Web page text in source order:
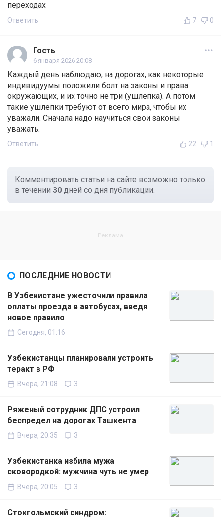
переходах
Ответить 7 0
Гость
6 января 2026 20:08
Каждый день наблюдаю, на дорогах, как некоторые
индивидуумы положили болт на законы и права
окружающих, и их точно не три (ушлепка). А потом
такие ушлепки требуют от всего мира, чтобы их
уважали. Сначала надо научиться свои законы
уважать.
Ответить 22 1
Комментировать статьи на сайте возможно только
в течении 30 дней со дня публикации.
ПОСЛЕДНИЕ НОВОСТИ
В Узбекистане ужесточили правила
оплаты проезда в автобусах, введя
новое правило
Сегодня, 01:16
Узбекистанцы планировали устроить
теракт в РФ
Вчера, 21:08 3
Ряженый сотрудник ДПС устроил
беспредел на дорогах Ташкента
Вчера, 20:35 3
Узбекистанка избила мужа
сковородкой: мужчина чуть не умер
Вчера, 20:05 3
Стокгольмский синдром: